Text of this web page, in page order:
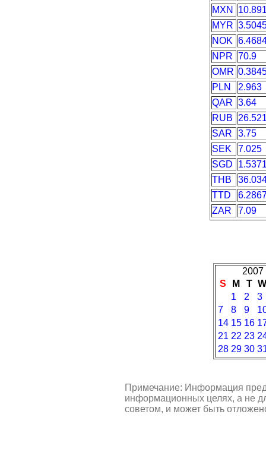
MXN
MYR
NOK
NPR
70.9
OMR
PLN
2.963
QAR
3.64
RUB
SAR
3.75
SEK
7.025
SGD
THB
TTD
ZAR
7.09
2007
S
M T
1
2
3
7
8 9
14 15 16
21 22 23
28 29 30
Примечание: Информация
информационных целях, а не
советом, и может быть